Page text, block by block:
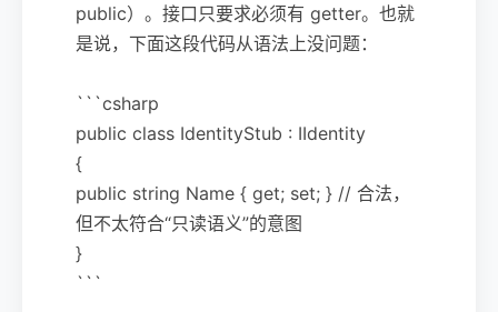
public）。接口只要求必须有 getter。也就
是说，下面这段代码从语法上没问题：
```csharp
public class IdentityStub : IIdentity
{
public string Name { get; set; } // 合法，
但不太符合“只读语义”的意图
}
```